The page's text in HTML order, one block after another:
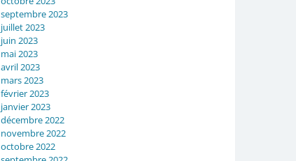
septembre 2023
juillet 2023
juin 2023
mai 2023
avril 2023
mars 2023
février 2023
janvier 2023
décembre 2022
novembre 2022
octobre 2022